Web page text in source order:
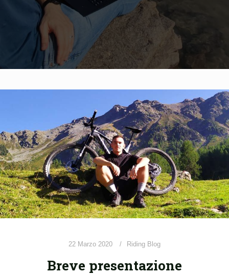
22 Marzo 2020 Riding Blog
Breve presentazione